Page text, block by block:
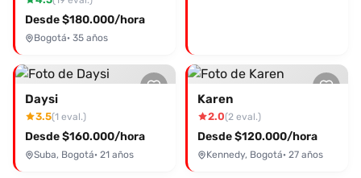
Desde $180.000/hora
Bogotá· 35 años
Daysi
3.5(1 eval.)
Desde $160.000/hora
Suba, Bogotá· 21 años
Karen
2.0(2 eval.)
Desde $120.000/hora
Kennedy, Bogotá· 27 años